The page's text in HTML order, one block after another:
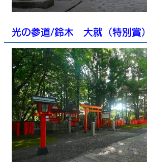
光の参道/鈴木 大就（特別賞）